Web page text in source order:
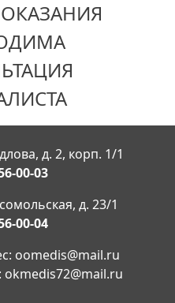
д. 2, корп. 1/1
00-03
д. 23/1
00-04
oomedis@mail.ru
okmedis72@mail.ru